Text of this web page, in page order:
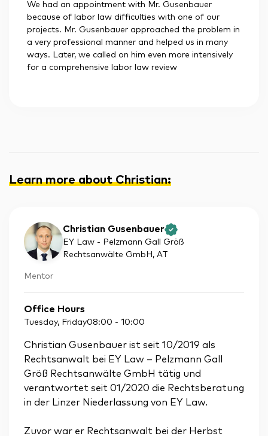
We had an appointment with Mr. Gusenbauer
because of labor law difficulties with one of our
projects. Mr. Gusenbauer approached the problem in
a very professional manner and helped us in many
ways. Later, we called on him even more intensively
for a comprehensive labor law review
Learn more about Christian:
Christian Gusenbauer
EY Law - Pelzmann Gall Größ
Rechtsanwälte GmbH , AT
Mentor
Office Hours
Tuesday, Friday08:00 - 10:00
Christian Gusenbauer ist seit 10/2019 als
Rechtsanwalt bei EY Law – Pelzmann Gall
Größ Rechtsanwälte GmbH tätig und
verantwortet seit 01/2020 die Rechtsberatung
in der Linzer Niederlassung von EY Law.
Zuvor war er Rechtsanwalt bei der Herbst